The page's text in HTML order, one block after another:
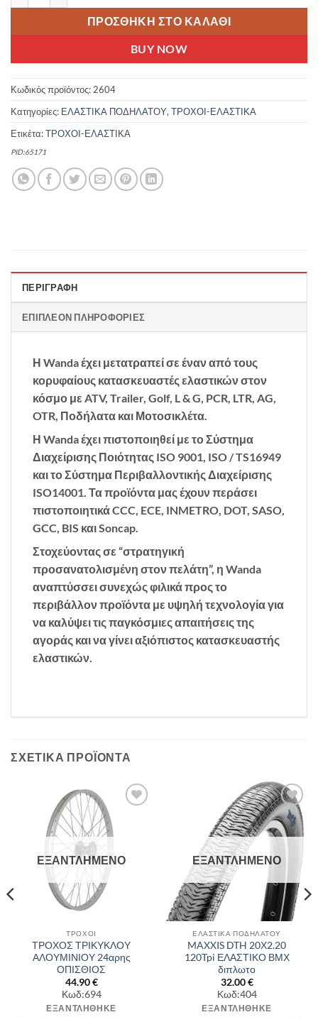
ΠΡΟΣΘΉΚΗ ΣΤΟ ΚΑΛΆΘΙ
BUY NOW
Κωδικός προϊόντος: 2604
Κατηγορίες: ΕΛΑΣΤΙΚΑ ΠΟΔΗΛΑΤΟΥ, ΤΡΟΧΟΙ-ΕΛΑΣΤΙΚΑ
Ετικέτα:ΤΡΟΧΟΙ-ΕΛΑΣΤΙΚΑ
PID:65171
ΠΕΡΙΓΡΑΦΉ
ΕΠΙΠΛΈΟΝ ΠΛΗΡΟΦΟΡΊΕΣ
Η Wanda έχει μετατραπεί σε έναν από τους
κορυφαίους κατασκευαστές ελαστικών στον
κόσμο με ATV, Trailer, Golf, L & G, PCR, LTR, AG,
OTR, Ποδήλατα και Μοτοσικλέτα.
Η Wanda έχει πιστοποιηθεί με το Σύστημα
Διαχείρισης Ποιότητας ISO 9001, ISO / TS16949
και το Σύστημα Περιβαλλοντικής Διαχείρισης
ISO14001. Τα προϊόντα μας έχουν περάσει
πιστοποιητικά CCC, ECE, INMETRO, DOT, SASO,
GCC, BIS και Soncap.
Στοχεύοντας σε “στρατηγική
προσανατολισμένη στον πελάτη”, η Wanda
αναπτύσσει συνεχώς φιλικά προς το
περιβάλλον προϊόντα με υψηλή τεχνολογία για
να καλύψει τις παγκόσμιες απαιτήσεις της
αγοράς και να γίνει αξιόπιστος κατασκευαστής
ελαστικών.
ΣΧΕΤΙΚΆ ΠΡΟΪΌΝΤΑ
Πρόσθήκη
στην λίστα
επιθυμιών
ΕΞΑΝΤΛΗΜΈΝΟ
ΤΡΟΧΟΙ
ΤΡΟΧΟΣ ΤΡΙΚΥΚΛΟΥ
ΑΛΟΥΜΙΝΙΟΥ 24αρης
ΟΠΙΣΘΙΟΣ
44.90€
Κωδ:694
ΕΞΑΝΤΛΉΘΗΚΕ
Πρόσθήκη
στην λίστα
επιθυμιών
ΕΞΑΝΤΛΗΜΈΝΟ
ΕΛΑΣΤΙΚΑ ΠΟΔΗΛΑΤΟΥ
MAXXIS DTH 20Χ2.20
120Tpi ΕΛΑΣΤΙΚΟ ΒΜΧ
διπλωτο
32.00€
Κωδ:404
ΕΞΑΝΤΛΉΘΗΚΕ